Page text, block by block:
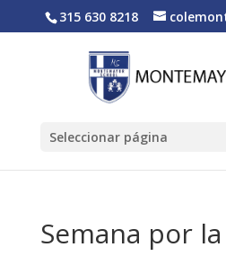
315 630 8218
Seleccionar página
Semana por la